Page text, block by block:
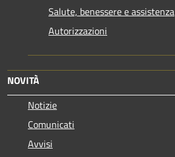
Salute, benessere e assistenza
Autorizzazioni
NOVITÀ
Notizie
Comunicati
Avvisi